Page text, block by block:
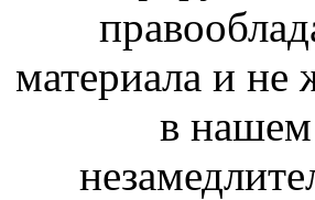
материала и не
в нашем